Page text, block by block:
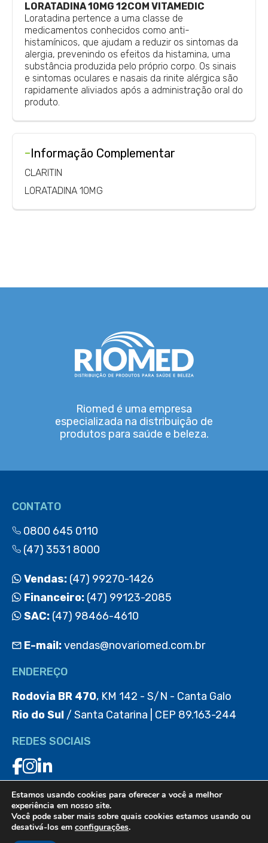
LORATADINA 10MG 12COM VITAMEDIC
Loratadina pertence a uma classe de
medicamentos conhecidos como anti-
histamínicos, que ajudam a reduzir os sintomas da
alergia, prevenindo os efeitos da histamina, uma
substância produzida pelo próprio corpo. Os sinais
e sintomas oculares e nasais da rinite alérgica são
rapidamente aliviados após a administração oral do
produto.
-Informação Complementar
CLARITIN
LORATADINA 10MG
Riomed é uma empresa
especializada na distribuição de
produtos para saúde e beleza.
CONTATO
0800 645 0110
(47) 3531 8000
Vendas: (47) 99270-1426
Financeiro: (47) 99123-2085
SAC: (47) 98466-4610
E-mail:vendas@novariomed.com.br
ENDEREÇO
Rodovia BR 470, KM 142 - S/N - Canta Galo
Rio do Sul / Santa Catarina | CEP 89.163-244
REDES SOCIAIS
BAIXE O APP
Estamos usando cookies para oferecer a você a melhor
experiência em nosso site.
Você pode saber mais sobre quais cookies estamos usando ou
desativá-los em configurações.